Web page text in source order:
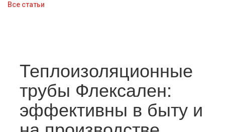
Все статьи
Теплоизоляционные
трубы Флексален:
эффективны в быту и